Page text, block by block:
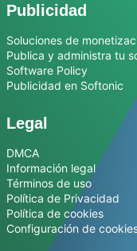
Publicidad
Soluciones de
Publica y administra tu
Software Policy
Publicidad en Softonic
Legal
DMCA
Información legal
Términos de uso
Política de Privacidad
Política de cookies
Configuración de